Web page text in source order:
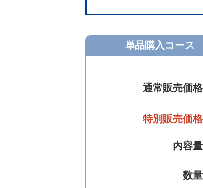
単品購入コース
通常販売価格
特別販売価格
内容量
数量